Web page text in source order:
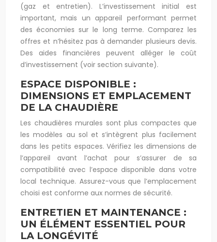
(gaz et entretien). L’investissement initial est
important, mais un appareil performant permet
des économies sur le long terme. Comparez les
offres et n’hésitez pas à demander plusieurs devis.
Des aides financières peuvent alléger le coût
d’investissement (voir section suivante).
ESPACE DISPONIBLE :
DIMENSIONS ET EMPLACEMENT
DE LA CHAUDIÈRE
Les chaudières murales sont plus compactes que
les modèles au sol et s’intègrent plus facilement
dans les petits espaces. Vérifiez les dimensions de
l’appareil avant l’achat pour s’assurer de sa
compatibilité avec l’espace disponible dans votre
local technique. Assurez-vous que l’emplacement
choisi est conforme aux normes de sécurité.
ENTRETIEN ET MAINTENANCE :
UN ÉLÉMENT ESSENTIEL POUR
LA LONGÉVITÉ